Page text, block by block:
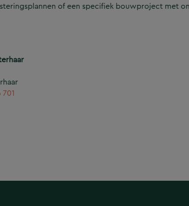
of een specifiek bouwproject met